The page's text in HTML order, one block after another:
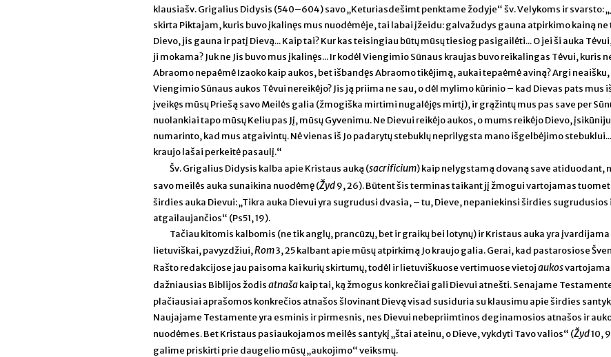
klausiašv. Grigalius Didysis (540–604) savo „Keturiasdešimt penktame žodyje“ šv. Velykoms ir svarsto:
skirta Piktajam, kuris buvo įkalinęs mus nuodėmėje, tai labai įžeidu: galvažudys gauna atpirkimo kainą ne
Dievo, jis gauna ir patį Dievą... Kaip tai? Kur kas teisingiau būtų mūsų tiesiog pasigailėti... O jei ši auka
ji mokama? Juk ne Jis buvo mus įkalinęs... Ir kodėl Viengimio Sūnaus kraujas buvo reikalingas Tėvui, kuris
Abraomo nepaėmė Izaoko kaip aukos, bet išbandęs Abraomo tikėjimą, aukai tepaėmė aviną? Argi neaišku,
Viengimio Sūnaus aukos Tėvui nereikėjo? Jis ją priima ne sau, o dėl mylimo kūrinio – kad Dievas pats mus
įveikęs mūsų Priešą savo Meilės galia (žmogiška mirtimi nugalėjęs mirtį), ir grąžintų mus pas save per
nuolankiai tapo mūsų Keliu pas Jį, mūsų Gyvenimu. Ne Dievui reikėjo aukos, o mums reikėjo Dievo,
numarinto, kad mus atgaivintų. Nė vienas iš Jo padarytų stebuklų neprilygsta mano išgelbėjimo
kraujo lašai perkeitė pasaulį.“
Šv. Grigalius Didysis kalba apie Kristaus auką (sacrificium) kaip nelygstamą dovaną save atiduodant,
savo meilės auka sunaikina nuodėmę (Žyd9, 26). Būtent šis terminas taikant jį žmogui vartojamas
širdies auka Dievui: „Tikra auka Dievui yra sugrudusi dvasia, – tu, Dieve, nepaniekinsi širdies sugrudusios
atgailaujančios“ (Ps51, 19).
Tačiau kitomis kalbomis (ne tik anglų, prancūzų, bet ir graikų bei lotynų) ir Kristaus auka yra
lietuviškai, pavyzdžiui,Rom3, 25 kalbant apie mūsų atpirkimą Jo kraujo galia. Gerai, kad pastarosiose
Rašto redakcijose jau paisoma kai kurių skirtumų, todėl ir lietuviškuose vertimuose vietojaukos
dažniausias Biblijos žodisatnašakaip tai, ką žmogus konkrečiai gali Dievui atnešti. Senajame
plačiausiai aprašomos konkrečios atnašos šlovinant Dievą visad susiduria su klausimu apie širdies
Naujajame Testamente yra esminis ir pirmesnis, nes Dievui nebepriimtinos deginamosios atnašos ir
nuodėmes. Bet Kristaus pasiaukojamos meilės santykį „štai ateinu, o Dieve, vykdyti Tavo valios“ (Žyd10,
galime priskirti prie daugelio mūsų „aukojimo“ veiksmų.